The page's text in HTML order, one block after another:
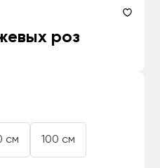
роз
см 100 см